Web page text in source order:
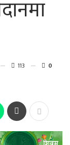
113 0